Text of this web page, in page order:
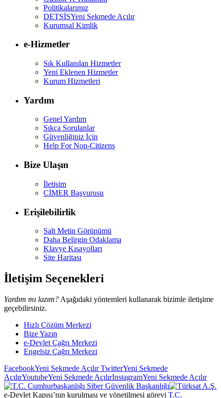
Politikalarımız
DETSİSYeni Sekmede Açılır
Kurumsal Kimlik
e-Hizmetler
Sık Kullanılan Hizmetler
Yeni Eklenen Hizmetler
Kurum Hizmetleri
Yardım
Genel Yardım
Sıkça Sorulanlar
Güvenliğiniz İçin
Help For Non-Citizens
Bize Ulaşın
İletişim
CİMER Başvurusu
Erişilebilirlik
Salt Metin Görünümü
Daha Belirgin Odaklama
Klavye Kısayolları
Site Haritası
İletişim Seçenekleri
Yardım mı lazım? Aşağıdaki yöntemleri kullanarak bizimle iletişime
geçebilirsiniz.
Hızlı Çözüm Merkezi
Bize Yazın
e-Devlet Çağrı Merkezi
Engelsiz Çağrı Merkezi
FacebookYeni Sekmede AçılırTwitterYeni Sekmede
AçılırYoutubeYeni Sekmede AçılırInstagramYeni Sekmede Açılır
e-Devlet Kapısı’nın kurulması ve yönetilmesi görevi T.C.